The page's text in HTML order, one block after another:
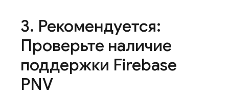
3. Рекомендуется:
Проверьте наличие
поддержки Firebase
PNV